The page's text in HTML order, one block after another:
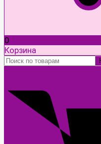
0
Корзина